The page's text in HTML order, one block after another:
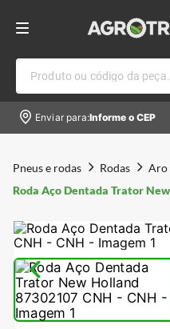
Produto ou código da
Enviar para:Informe o CEP
Pneus e rodas Rodas
Aro
Roda Aço Dentada Trator